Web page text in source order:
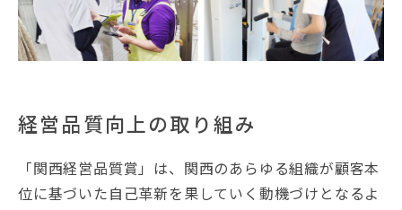
経営品質向上の取り組み
「関西経営品質賞」は、関西のあらゆる組織が顧客本
位に基づいた自己革新を果していく動機づけとなるよ